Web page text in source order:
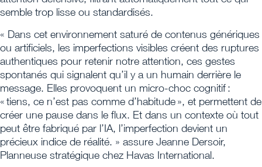
semble trop lisse ou standardisés.
« Dans cet environnement saturé de contenus génériques
ou artificiels, les imperfections visibles créent des ruptures
authentiques pour retenir notre attention, ces gestes
spontanés qui signalent qu’il y a un humain derrière le
message. Elles provoquent un micro-choc cognitif :
« tiens, ce n’est pas comme d’habitude », et permettent de
créer une pause dans le flux. Et dans un contexte où tout
peut être fabriqué par l’IA, l’imperfection devient un
précieux indice de réalité. » assure Jeanne Dersoir,
Planneuse stratégique chez Havas International.